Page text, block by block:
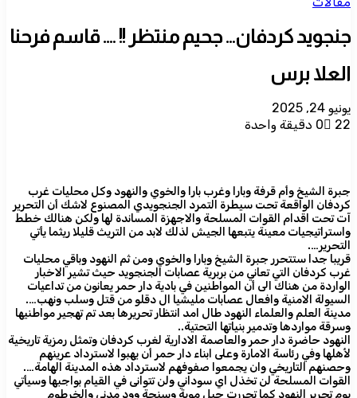
جنجويد كردفان… جحيم منتظر !! …. قاسم فرحنا
العلا برس
يونيو 24, 2025
0
22 دقيقة واحدة
جبرة الشيخ وأم قرفة وبارا وغرب بارا والخوي والنهود وكل محليات غرب
كردفان الواقعة تحت سيطرة التمرد الجنجويدي المصنوع لاشك أن التحرير
آت تحت اقدام القوات المسلحة والاجهزة المساندة لها ولكن هنالك خطط
واستراتيجيات معينة يتبعها الجيش لذلك لابد من التريث قليلا ريثما يأتي
التحرير….
قريبا جدا ستتحرر جبرة الشيخ وبارا والخوي ومن ثم النهود وباقي محليات
غرب كردفان التي تعاني من بربرية عصابات الجنجويد حيث تشير الاخبار
الواردة من هناك الى أن المواطنين في بادية دار حمر يعانون من تداعيات
السيولة الامنية وافعال عصابات مليشيا ال دقلو من قتل وسلب ونهب….
مدينة العلم والعلماء النهود طال امد انتظار تحريرها بعد تم تهجير مواطنيها
وسرقة مواردها وتدمير بنياتها التحتية..
النهود حاضرة دار حمر والعاصمة الادارية لغرب كردفان وتمثل رمزية تاريخية
لأهلها وفي رئاسة الامارة وعلى ابناء دار حمر أن يهبوا لاسترداد عرينهم
وحصنهم التاريخي وان يجمعوا صفوفهم لاسترداد هذه المدينة الهامة….
القوات المسلحة لن تخذل اي سوداني ولن تتوانى في القيام بواجبها وسيأتي
يوم تحرير النهود كما تحررت جبل موية وسنجة وود مدني والخرطوم